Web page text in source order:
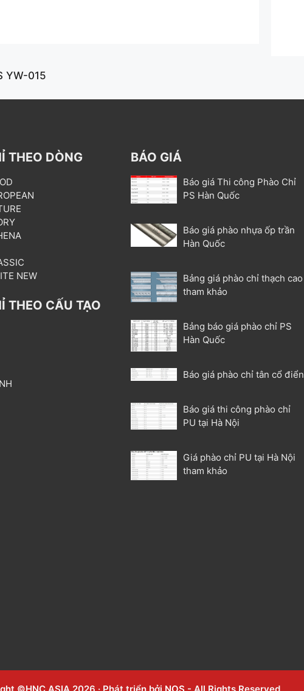
YW-015
THEO DÒNG
NEW
THEO CẤU TẠO
BÁO GIÁ
Báo giá Thi công Phào Chỉ
PS Hàn Quốc
Báo giá phào nhựa ốp trần
Hàn Quốc
Bảng giá phào chỉ thạch cao
tham khảo
Bảng báo giá phào chỉ PS
Hàn Quốc
Báo giá phào chỉ tân cổ điển
Báo giá thi công phào chỉ
PU tại Hà Nội
Giá phào chỉ PU tại Hà Nội
tham khảo
©HNC ASIA 2026 · Phát triển bởi NOS - All Rights Reserved